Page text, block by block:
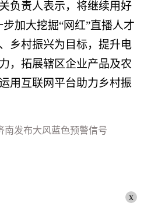
负责人表示，将继续用好
加大挖掘“网红”直播人才
乡村振兴为目标，提升电
，拓展辖区企业产品及农
用互联网平台助力乡村振
南发布大风蓝色预警信号
x